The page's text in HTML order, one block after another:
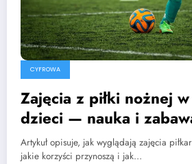
CYFROWA
Zajęcia z piłki nożnej
dzieci — nauka i
Artykuł opisuje, jak wyglądają zajęcia
jakie korzyści przynoszą i jak…